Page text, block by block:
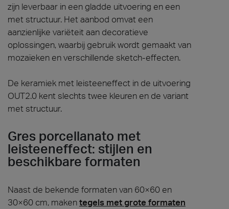
zijn leverbaar in een gladde uitvoering en een
met structuur. Het aanbod omvat een
aanzienlijke variëteit aan decoratieve
oplossingen, waarbij gebruik wordt gemaakt van
mozaïeken en verschillende sketch-effecten.
De keramiek met leisteeneffect in de uitvoering
OUT2.0 kent slechts twee kleuren en de variant
met structuur.
Gres porcellanato met
leisteeneffect: stijlen en
beschikbare formaten
Naast de bekende formaten van 60×60 en
30×60 cm, makentegels met grote formaten